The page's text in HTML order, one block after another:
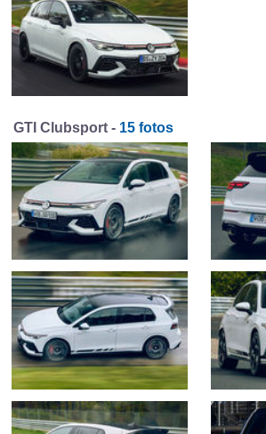
GTI Clubsport - 15 fotos